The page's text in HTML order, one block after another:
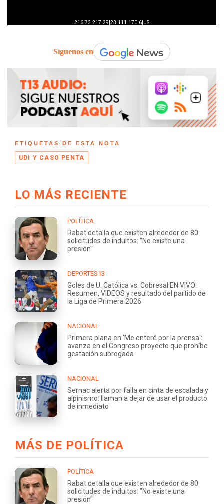
Síguenos en
ETIQUETAS DE ESTA NOTA
UDI Y CASO PENTA
LO MÁS RECIENTE
POLÍTICA
Rabat detalla que existen alrededor de 80
solicitudes de indultos: "No existe una
presión"
DEPORTES13
Goles de U. Católica vs. Cobresal EN VIVO:
Resumen, VIDEOS y resultado del partido de
la Liga de Primera 2026
NACIONAL
Primera plana en 'Me enteré por la prensa':
avanza en el Congreso proyecto que prohíbe
gestación subrogada
NACIONAL
Sernac alerta por falla en cinta de escalada y
alpinismo: llaman a dejar de usar el producto
de inmediato
MÁS DE POLÍTICA
POLÍTICA
Rabat detalla que existen alrededor de 80
solicitudes de indultos: "No existe una
presión"